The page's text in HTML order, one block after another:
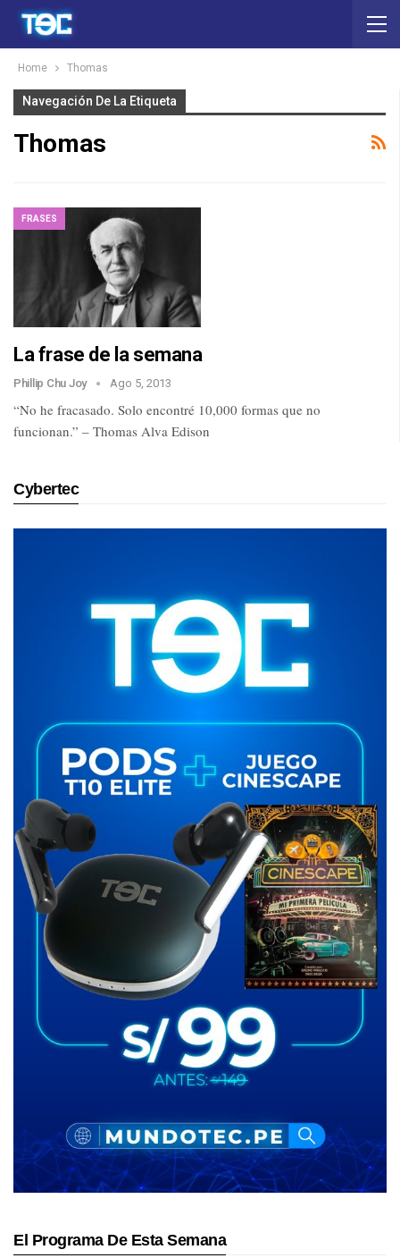
Home Thomas
Navegación De La Etiqueta
Thomas
FRASES
La frase de la semana
Phillip Chu Joy Ago 5, 2013
“No he fracasado. Solo encontré 10,000 formas que no
funcionan.” – Thomas Alva Edison
Cybertec
El Programa De Esta Semana